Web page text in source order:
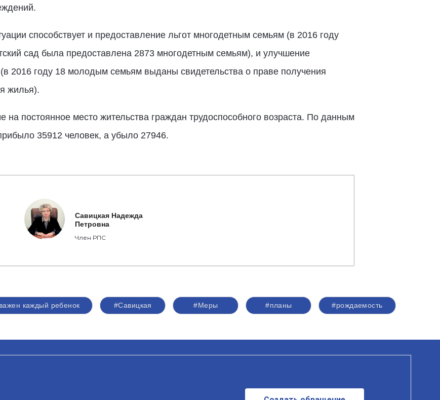
способствует и предоставление льгот многодетным семьям (в 2016 году
сад была предоставлена 2873 многодетным семьям), и улучшение
2016 году 18 молодым семьям выданы свидетельства о праве получения
жилья).
на постоянное место жительства граждан трудоспособного возраста. По данным
35912 человек, а убыло 27946.
Савицкая Надежда
Петровна
Член РПС
каждый ребенок #Савицкая #Меры #планы #рождаемость